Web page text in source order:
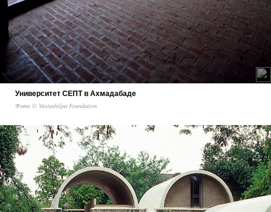
Университет СЕПТ в Ахмадабаде
Фото © Vastushilpa Foundation